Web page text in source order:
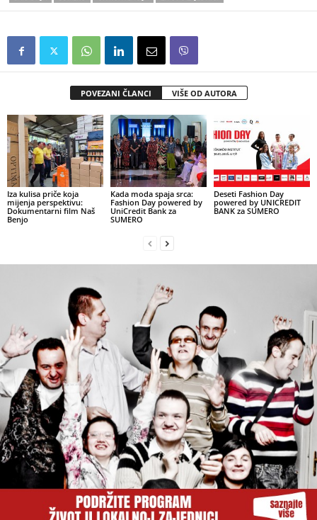
POVEZANI ČLANCI VIŠE OD AUTORA
Iza kulisa priče koja
mijenja perspektivu:
Dokumentarni film Naš
Benjo
Kada moda spaja srca:
Fashion Day powered by
UniCredit Bank za
SUMERO
Deseti Fashion Day
powered by UNICREDIT
BANK za SUMERO